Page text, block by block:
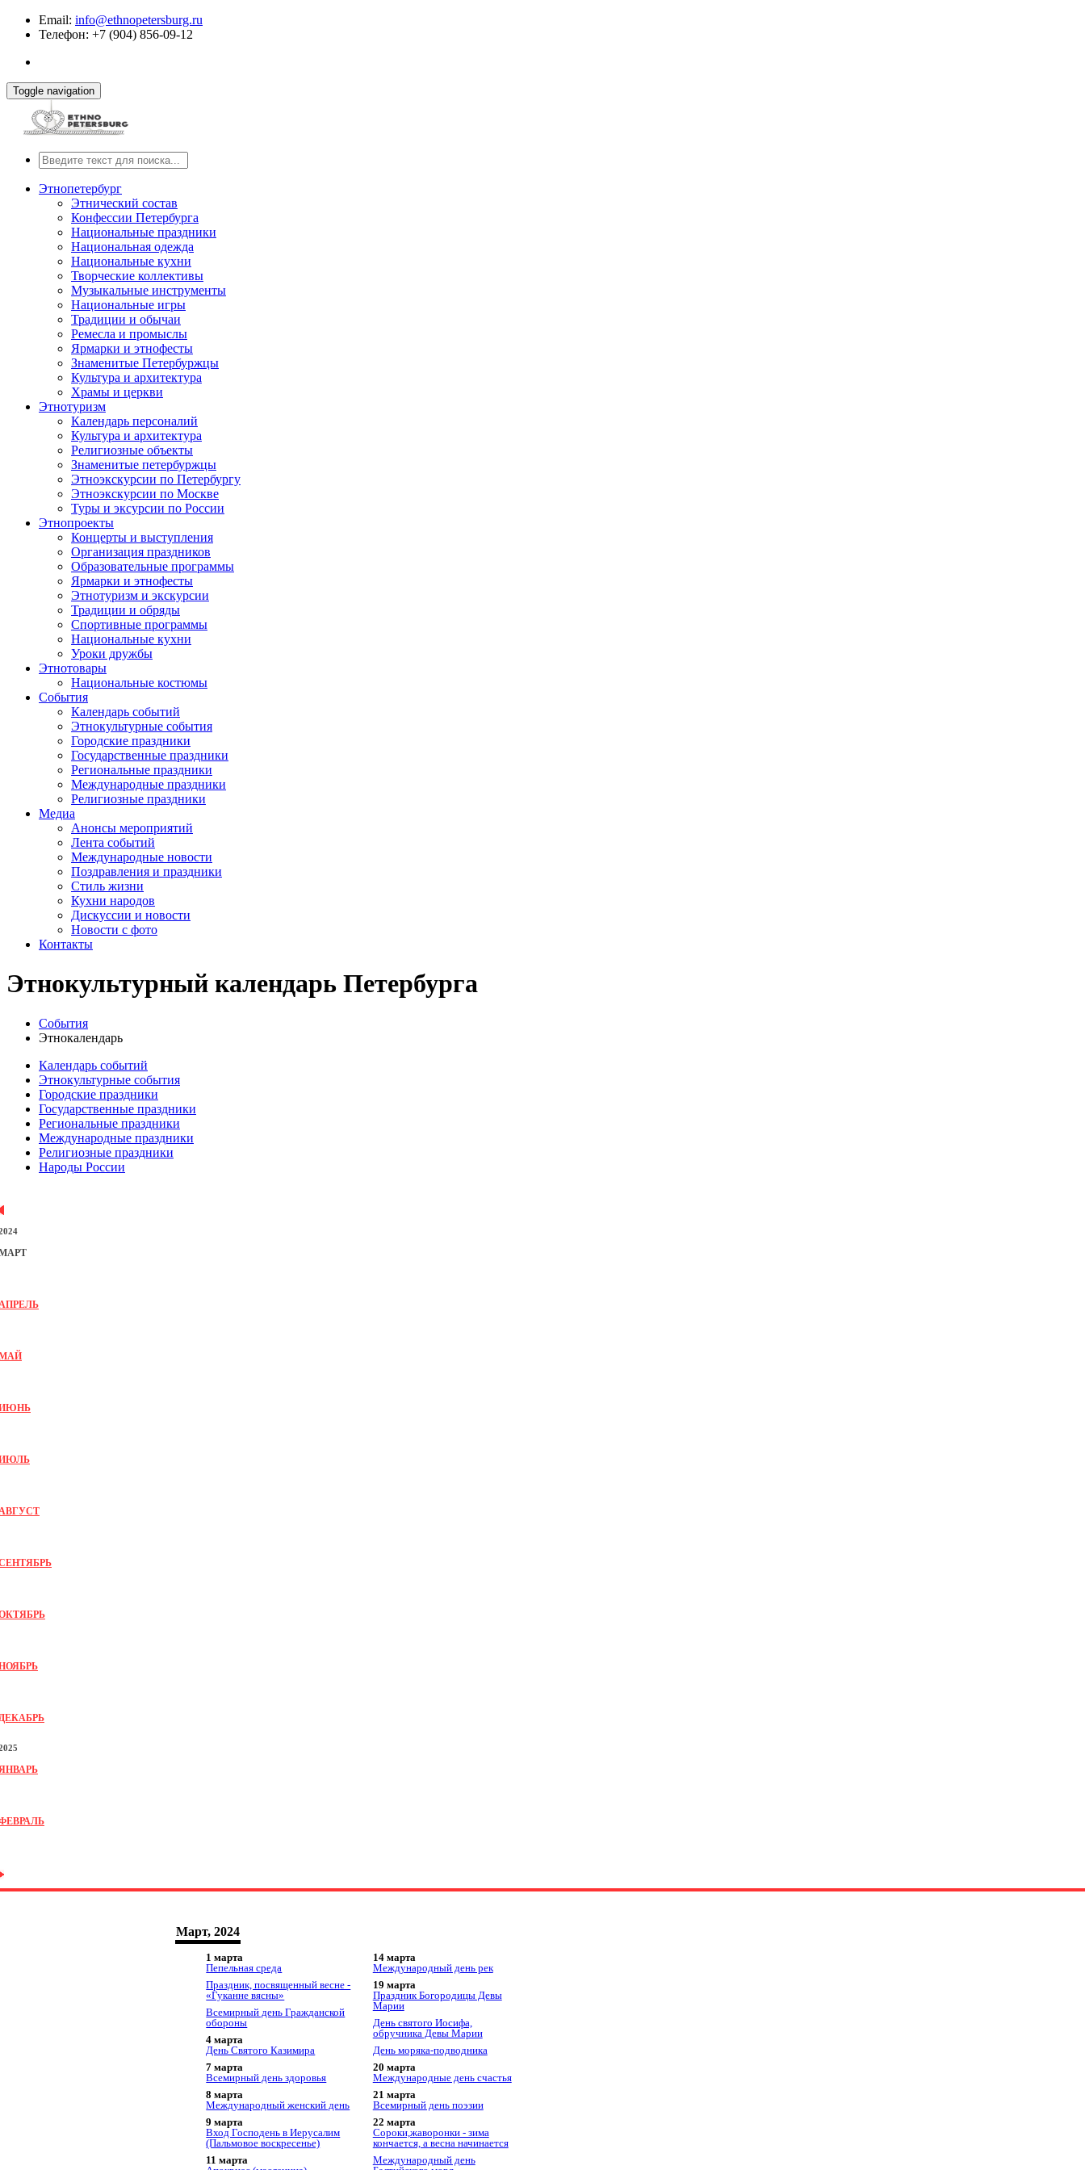
Email: info@ethnopetersburg.ru
Телефон: +7 (904) 856-09-12
Toggle navigation
Этнопетербург
Этнический состав
Конфессии Петербурга
Национальные праздники
Национальная одежда
Национальные кухни
Творческие коллективы
Музыкальные инструменты
Национальные игры
Традиции и обычаи
Ремесла и промыслы
Ярмарки и этнофесты
Знаменитые Петербуржцы
Культура и архитектура
Храмы и церкви
Этнотуризм
Календарь персоналий
Культура и архитектура
Религиозные объекты
Знаменитые петербуржцы
Этноэкскурсии по Петербургу
Этноэкскурсии по Москве
Туры и эксурсии по России
Этнопроекты
Концерты и выступления
Организация праздников
Образовательные программы
Ярмарки и этнофесты
Этнотуризм и экскурсии
Традиции и обряды
Спортивные программы
Национальные кухни
Уроки дружбы
Этнотовары
Национальные костюмы
События
Календарь событий
Этнокультурные события
Городские праздники
Государственные праздники
Региональные праздники
Международные праздники
Религиозные праздники
Медиа
Анонсы мероприятий
Лента событий
Международные новости
Поздравления и праздники
Cтиль жизни
Кухни народов
Дискуссии и новости
Новости с фото
Контакты
Этнокультурный календарь Петербурга
События
Этнокалендарь
Календарь событий
Этнокультурные события
Городские праздники
Государственные праздники
Региональные праздники
Международные праздники
Религиозные праздники
Народы России
Март, 2024
1 марта
Пепельная среда
Праздник, посвященный весне -
«Гуканне вясны»
Всемирный день Гражданской
обороны
4 марта
День Святого Казимира
7 марта
Всемирный день здоровья
8 марта
Международный женский день
9 марта
Вход Господень в Иерусалим
(Пальмовое воскресенье)
11 марта
14 марта
Международный день рек
19 марта
Праздник Богородицы Девы
Марии
День святого Иосифа,
обручника Девы Марии
День моряка-подводника
20 марта
Международные день счастья
21 марта
Всемирный день поэзии
22 марта
Сороки,жаворонки - зима
кончается, а весна начинается
Международный день